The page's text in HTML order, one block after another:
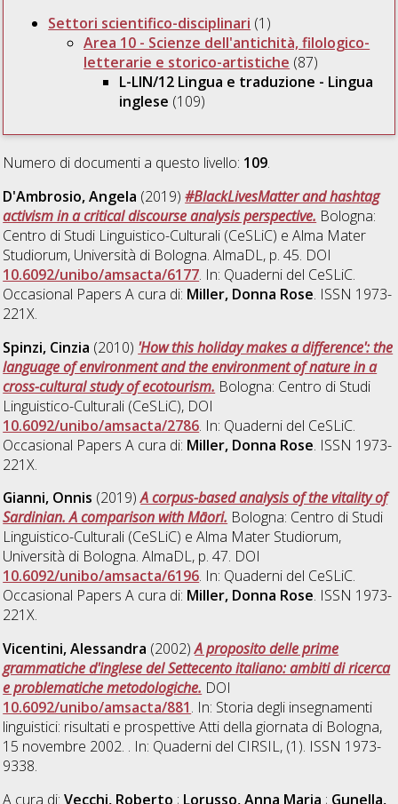
Settori scientifico-disciplinari (1)
Area 10 - Scienze dell'antichità, filologico-
letterarie e storico-artistiche (87)
L-LIN/12 Lingua e traduzione - Lingua
inglese (109)
Numero di documenti a questo livello: 109.
D'Ambrosio, Angela (2019)#BlackLivesMatter and hashtag
activism in a critical discourse analysis perspective. Bologna:
Centro di Studi Linguistico-Culturali (CeSLiC) e Alma Mater
Studiorum, Università di Bologna. AlmaDL, p. 45. DOI
10.6092/unibo/amsacta/6177. In: Quaderni del CeSLiC.
Occasional Papers A cura di: Miller, Donna Rose. ISSN 1973-
221X.
Spinzi, Cinzia (2010) 'How this holiday makes a difference': the
language of environment and the environment of nature in a
cross-cultural study of ecotourism. Bologna: Centro di Studi
Linguistico-Culturali (CeSLiC), DOI
10.6092/unibo/amsacta/2786. In: Quaderni del CeSLiC.
Occasional Papers A cura di: Miller, Donna Rose. ISSN 1973-
221X.
Gianni, Onnis (2019)A corpus-based analysis of the vitality of
Sardinian. A comparison with Māori. Bologna: Centro di Studi
Linguistico-Culturali (CeSLiC) e Alma Mater Studiorum,
Università di Bologna. AlmaDL, p. 47. DOI
10.6092/unibo/amsacta/6196. In: Quaderni del CeSLiC.
Occasional Papers A cura di: Miller, Donna Rose. ISSN 1973-
221X.
Vicentini, Alessandra (2002)A proposito delle prime
grammatiche d'inglese del Settecento italiano: ambiti di ricerca
e problematiche metodologiche. DOI
10.6092/unibo/amsacta/881. In: Storia degli insegnamenti
linguistici: risultati e prospettive Atti della giornata di Bologna,
15 novembre 2002. . In: Quaderni del CIRSIL, (1). ISSN 1973-
9338.
A cura di:Vecchi, Roberto ; Lorusso, Anna Maria ; Gunella,